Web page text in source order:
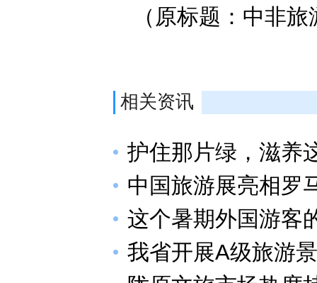
（原标题：中非
相关资讯
护住那片绿，滋养
中国旅游展亮相罗
这个暑期外国游客
我省开展A级旅游